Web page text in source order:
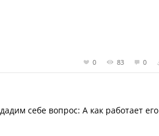
0 83 0
себе вопрос: А как работает его